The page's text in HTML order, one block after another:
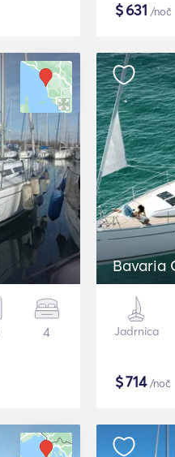
$631 /noč
4
Bavaria
Jadrnica
$714/noč